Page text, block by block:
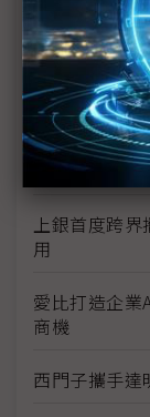
（獨家）晶
營運長談AI光
（獨家）
熱片朝「可拆
AI熱打破產
上銀首度跨
用
愛比打造企
商機
西門子攜手